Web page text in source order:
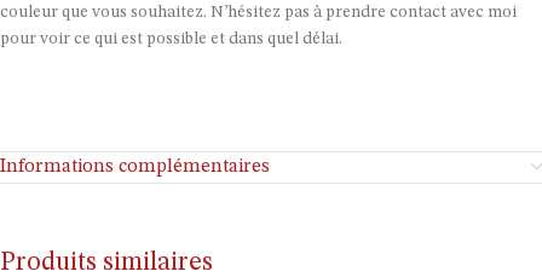
couleur que vous souhaitez. N’hésitez pas à prendre contact avec moi
pour voir ce qui est possible et dans quel délai.
Informations complémentaires
Produits similaires